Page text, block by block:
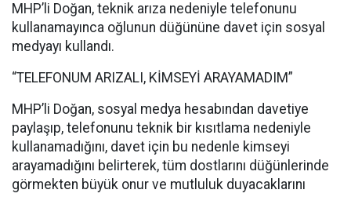
MHP’li Doğan, teknik arıza nedeniyle telefonunu
kullanamayınca oğlunun düğününe davet için sosyal
medyayı kullandı.
“TELEFONUM ARIZALI, KİMSEYİ ARAYAMADIM”
MHP’li Doğan, sosyal medya hesabından davetiye
paylaşıp, telefonunu teknik bir kısıtlama nedeniyle
kullanamadığını, davet için bu nedenle kimseyi
arayamadığını belirterek, tüm dostlarını düğünlerinde
görmekten büyük onur ve mutluluk duyacaklarını